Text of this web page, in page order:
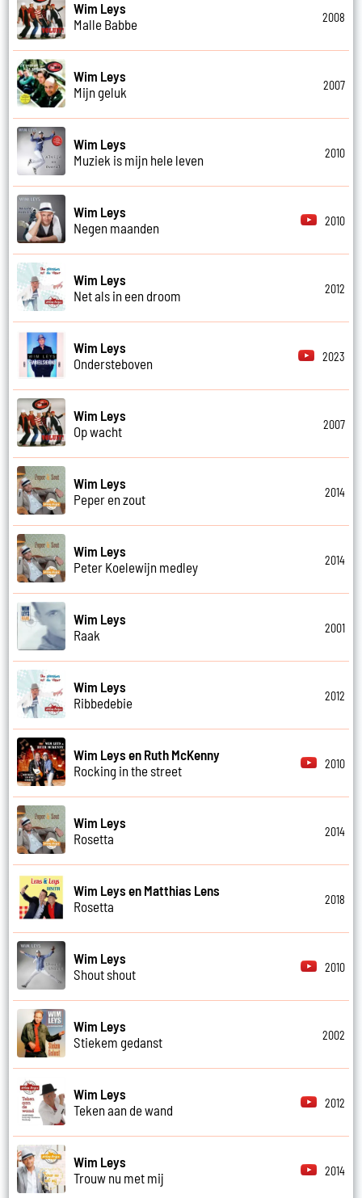
Wim Leys
Malle Babbe
2008
Wim Leys
Mijn geluk
2007
Wim Leys
Muziek is mijn hele leven
2010
Wim Leys
Negen maanden
2010
Wim Leys
Net als in een droom
2012
Wim Leys
Ondersteboven
2023
Wim Leys
Op wacht
2007
Wim Leys
Peper en zout
2014
Wim Leys
Peter Koelewijn medley
2014
Wim Leys
Raak
2001
Wim Leys
Ribbedebie
2012
Wim Leys en Ruth McKenny
Rocking in the street
2010
Wim Leys
Rosetta
2014
Wim Leys en Matthias Lens
Rosetta
2018
Wim Leys
Shout shout
2010
Wim Leys
Stiekem gedanst
2002
Wim Leys
Teken aan de wand
2012
Wim Leys
Trouw nu met mij
2014